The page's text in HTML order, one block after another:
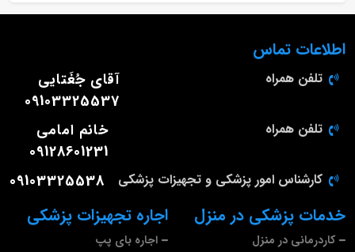
اجاره تجهیزات پزشکی
اجاره بای پپ
خدمات پزشکی در منزل
کاردرمانی در منزل
اطلاعات تماس
تلفن همراه
آقای جُغَتایی
09103325537
تلفن همراه
خانم امامی
09128601231
کارشناس امور پزشکی و تجهیزات پزشکی 09103325538